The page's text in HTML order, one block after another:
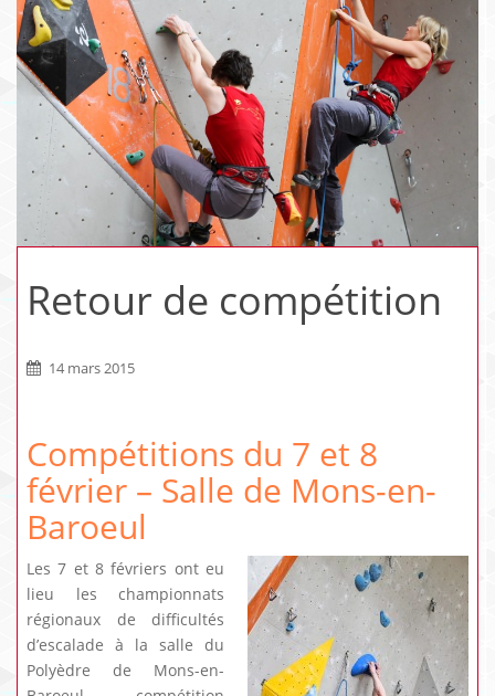
Retour de compétition
14 mars 2015
Compétitions du 7 et 8
février – Salle de Mons-en-
Baroeul
Les 7 et 8 févriers ont eu
lieu les championnats
régionaux de difficultés
d’escalade à la salle du
Polyèdre de Mons-en-